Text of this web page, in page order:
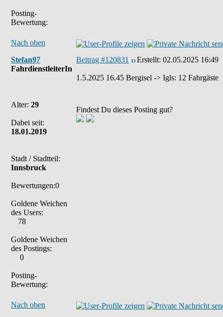
Posting-
Bewertung:
Nach oben
Stefan97
FahrdienstleiterIn
Alter: 29
Dabei seit:
18.01.2019
Stadt / Stadtteil:
Innsbruck
Bewertungen:0
Goldene Weichen
des Users:
78
Goldene Weichen
des Postings:
0
Posting-
Bewertung:
Beitrag #120831 Erstellt: 02.05.2025 16:49
1.5.2025 16.45 Bergisel -> Igls: 12 Fahrgäste
Findest Du dieses Posting gut?
Nach oben